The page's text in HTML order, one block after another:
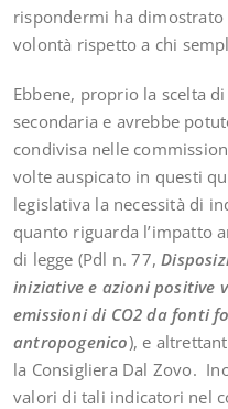
rispondermi ha
volontà rispetto a chi
Ebbene, proprio la scelta
secondaria e avrebbe
condivisa nelle
volte auspicato in questi
legislativa la necessità di
quanto riguarda l’impatto
di legge (Pdl n. 77,
iniziative e azioni positive
emissioni di CO2 da fonti
antropogenico), e
la Consigliera Dal Zovo.
valori di tali indicatori nel